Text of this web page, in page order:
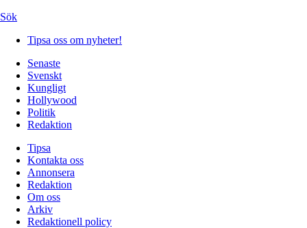
Sök
Tipsa oss om nyheter!
Senaste
Svenskt
Kungligt
Hollywood
Politik
Redaktion
Tipsa
Kontakta oss
Annonsera
Redaktion
Om oss
Arkiv
Redaktionell policy